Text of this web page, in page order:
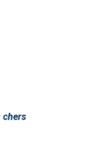
chers